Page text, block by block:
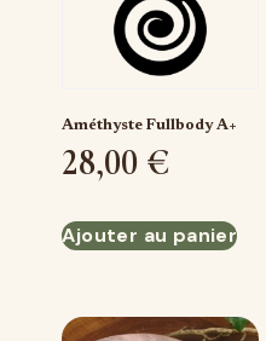
Améthyste Fullbody A+
28,00 €
Ajouter au panier